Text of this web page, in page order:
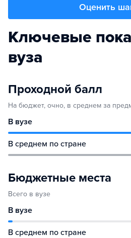
Оценить
Ключевые
вуза
Проходной балл
На бюджет, очно, в среднем за
В вузе
В среднем по стране
Бюджетные места
Всего в вузе
В вузе
В среднем по стране